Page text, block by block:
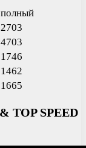
полный
2703
4703
1746
1462
1665
TOP SPEED